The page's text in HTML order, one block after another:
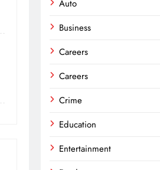
Auto
Business
Careers
Careers
Crime
Education
Entertainment